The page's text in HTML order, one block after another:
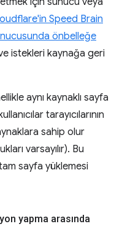
Speed Brain
önbelleğe
istekleri kaynağa geri
aynı kaynaklı sayfa
tarayıcılarının
sahip olur
varsayılır). Bu
sayfa yüklemesi
yapma arasında